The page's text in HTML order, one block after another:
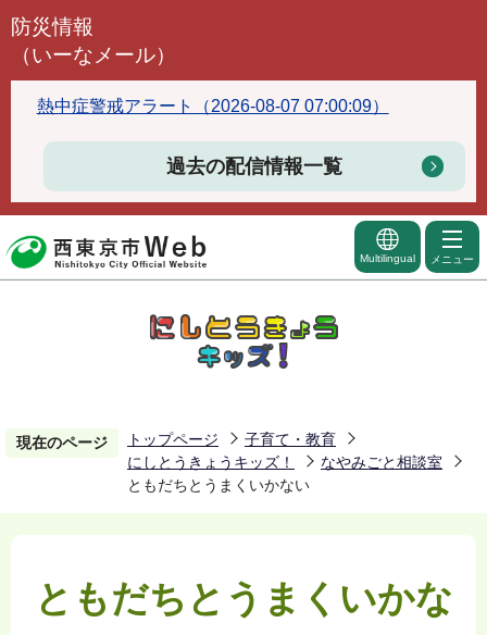
こ
頭
で
す
防災情報
（いーなメール）
熱中症警戒アラート（2026-08-07 07:00:09）
過去の配信情報一覧
Multilingual メニュー
現在のページ トップページ
子育て・教育
にしとうきょうキッズ！
なやみごと相談室
ともだちとうまくいかない
ともだちとうまくいかな